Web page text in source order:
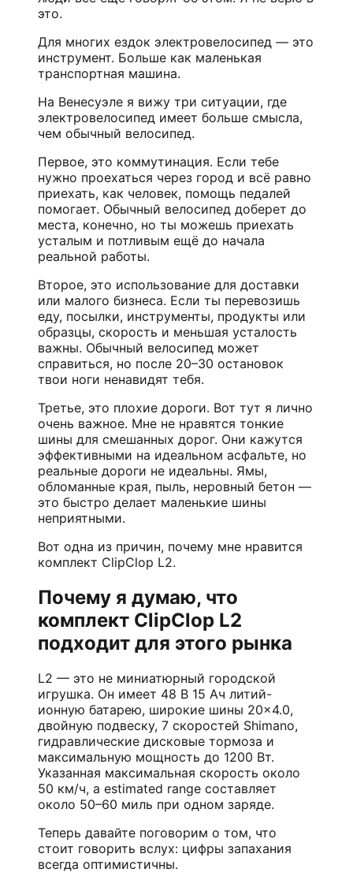
это.
Для многих ездок электровелосипед — это
инструмент. Больше как маленькая
транспортная машина.
На Венесуэле я вижу три ситуации, где
электровелосипед имеет больше смысла,
чем обычный велосипед.
Первое, это коммутинация. Если тебе
нужно проехаться через город и всё равно
приехать, как человек, помощь педалей
помогает. Обычный велосипед доберет до
места, конечно, но ты можешь приехать
усталым и потливым ещё до начала
реальной работы.
Второе, это использование для доставки
или малого бизнеса. Если ты перевозишь
еду, посылки, инструменты, продукты или
образцы, скорость и меньшая усталость
важны. Обычный велосипед может
справиться, но после 20–30 остановок
твои ноги ненавидят тебя.
Третье, это плохие дороги. Вот тут я лично
очень важное. Мне не нравятся тонкие
шины для смешанных дорог. Они кажутся
эффективными на идеальном асфальте, но
реальные дороги не идеальны. Ямы,
обломанные края, пыль, неровный бетон —
это быстро делает маленькие шины
неприятными.
Вот одна из причин, почему мне нравится
комплект ClipClop L2.
Почему я думаю, что
комплект ClipClop L2
подходит для этого рынка
L2 — это не миниатюрный городской
игрушка. Он имеет 48 В 15 Ач литий-
ионную батарею, широкие шины 20×4.0,
двойную подвеску, 7 скоростей Shimano,
гидравлические дисковые тормоза и
максимальную мощность до 1200 Вт.
Указанная максимальная скорость около
50 км/ч, а estimated range составляет
около 50–60 миль при одном заряде.
Теперь давайте поговорим о том, что
стоит говорить вслух: цифры запахания
всегда оптимистичны.